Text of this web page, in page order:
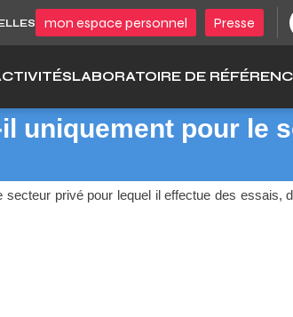
mon espace personnel Presse
LABORATOIRE DE
il uniquement pour le
secteur privé pour lequel il effectue des essais,